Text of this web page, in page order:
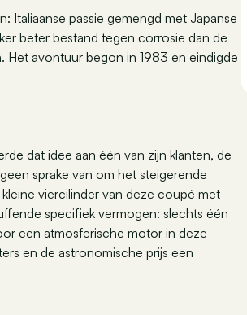
Italiaanse passie gemengd met Japanse
beter bestand tegen corrosie dan de
Het avontuur begon in 1983 en eindigde
dat idee aan één van zijn klanten, de
sprake van om het steigerende
viercilinder van deze coupé met
specifiek vermogen: slechts één
een atmosferische motor in deze
en de astronomische prijs een